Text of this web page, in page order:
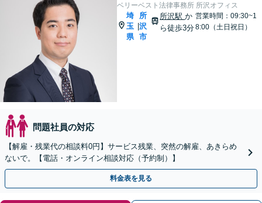
ベリーベスト法律事務所 所沢オフィス
埼
玉
県
|
所
沢
市
所沢駅か
ら徒歩3分
営業時間：09:30~1
8:00（土日祝日）
問題社員の対応
【解雇・残業代の相談料0円】サービス残業、突然の解雇、あきらめ
ないで。【電話・オンライン相談対応（予約制）】
料金表を見る